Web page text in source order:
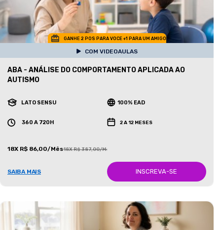
GANHE 2 POS PARA VOCE +1 PARA UM AMIGO
COM VIDEOAULAS
ABA - ANÁLISE DO COMPORTAMENTO APLICADA AO
AUTISMO
LATO SENSU 100% EAD
360 A 720H 2 A 12 MESES
18X R$ 86,00/Mês18X R$ 387,00/Mês
SAIBA MAIS INSCREVA-SE